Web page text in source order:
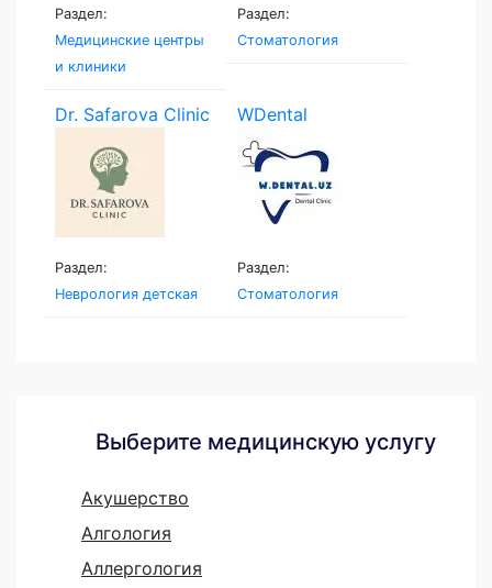
Раздел:
Медицинские центры
и клиники
Раздел:
Стоматология
Dr. Safarova Clinic
Раздел:
Неврология детская
WDental
Раздел:
Стоматология
Выберите медицинскую услугу
Акушерство
Алгология
Аллергология